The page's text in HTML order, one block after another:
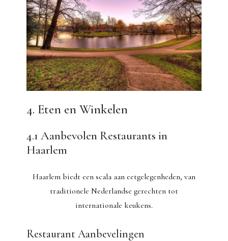
4. Eten en Winkelen
4.1 Aanbevolen Restaurants in
Haarlem
Haarlem biedt een scala aan eetgelegenheden, van
traditionele Nederlandse gerechten tot
internationale keukens.
Restaurant Aanbevelingen